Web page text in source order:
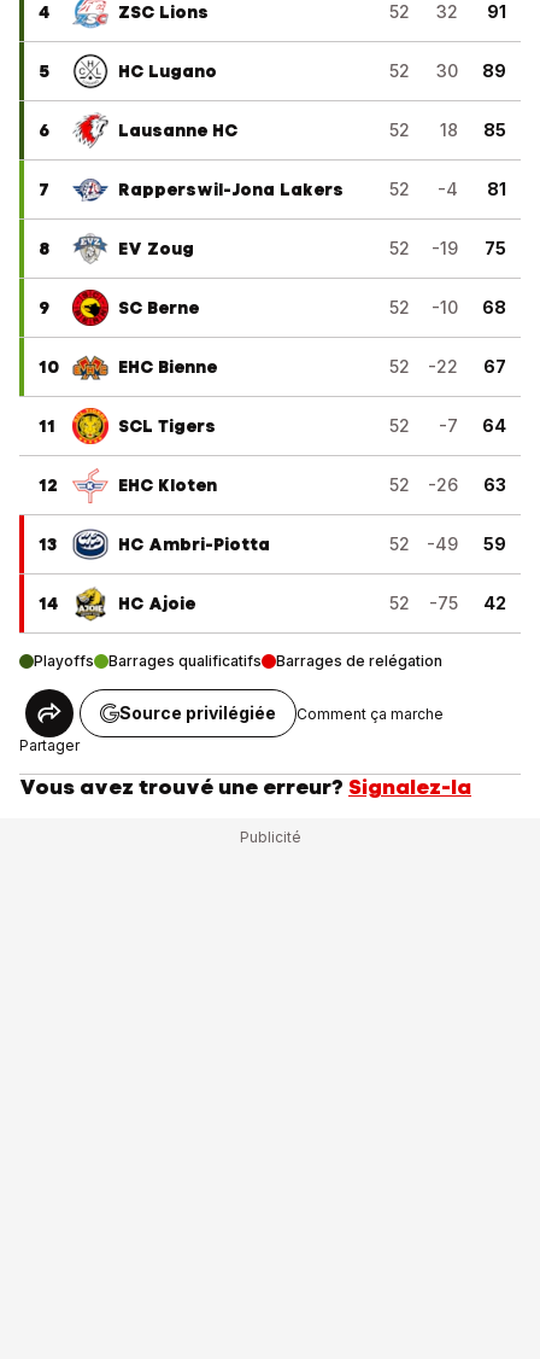
4 ZSC Lions 52 32 91
5 HC Lugano 52 30 89
6 Lausanne HC 52 18 85
7 Rapperswil-Jona Lakers 52 -4 81
8 EV Zoug 52 -19 75
9 SC Berne 52 -10 68
10 EHC Bienne 52 -22 67
11 SCL Tigers 52 -7 64
12 EHC Kloten 52 -26 63
13 HC Ambri-Piotta 52 -49 59
14 HC Ajoie 52 -75 42
Playoffs Barrages qualificatifs Barrages de relégation
Partager
Source privilégiée Comment ça marche
Vous avez trouvé une erreur? Signalez-la